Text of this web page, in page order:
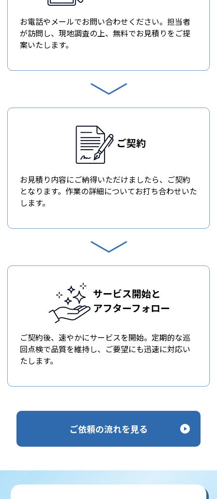
お電話やメールでお問い合わせください。担当者
が訪問し、現地調査の上、無料でお見積りをご提
案いたします。
ご契約
お見積り内容にご納得いただけましたら、ご契約
となります。作業の詳細についてお打ち合わせいた
します。
サービス開始と
アフターフォロー
ご契約後、速やかにサービスを開始。定期的な巡
回点検で品質を維持し、ご要望にも迅速に対応い
たします。
ご依頼の流れを見る